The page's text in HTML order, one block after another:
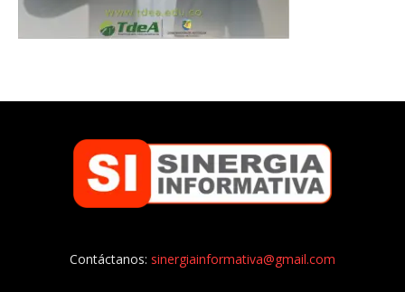
Contáctanos: sinergiainformativa@gmail.com